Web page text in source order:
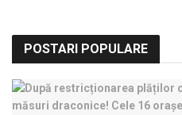
POSTARI POPULARE